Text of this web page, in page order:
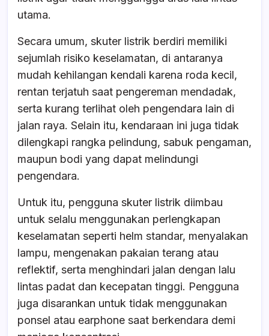
utama.
Secara umum, skuter listrik berdiri memiliki
sejumlah risiko keselamatan, di antaranya
mudah kehilangan kendali karena roda kecil,
rentan terjatuh saat pengereman mendadak,
serta kurang terlihat oleh pengendara lain di
jalan raya. Selain itu, kendaraan ini juga tidak
dilengkapi rangka pelindung, sabuk pengaman,
maupun bodi yang dapat melindungi
pengendara.
Untuk itu, pengguna skuter listrik diimbau
untuk selalu menggunakan perlengkapan
keselamatan seperti helm standar, menyalakan
lampu, mengenakan pakaian terang atau
reflektif, serta menghindari jalan dengan lalu
lintas padat dan kecepatan tinggi. Pengguna
juga disarankan untuk tidak menggunakan
ponsel atau earphone saat berkendara demi